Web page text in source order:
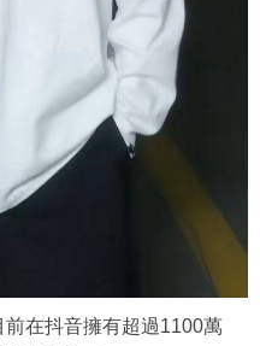
在抖音擁有超過1100萬